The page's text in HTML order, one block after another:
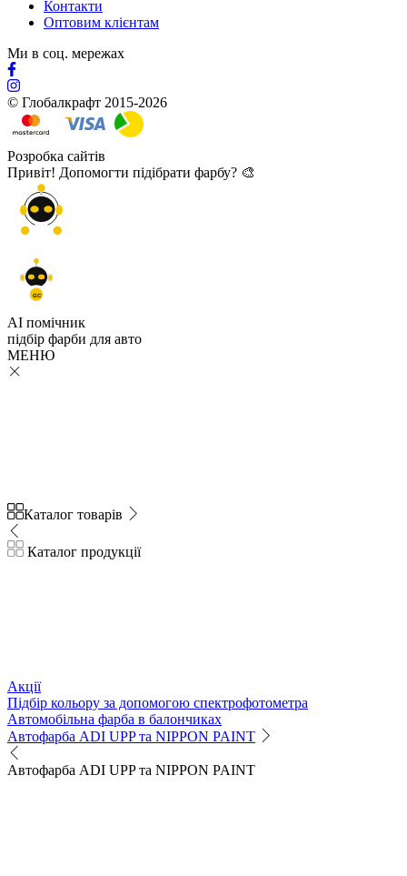
Контакти
Оптовим клієнтам
Ми в соц. мережах
© Глобалкрафт 2015-2026
Розробка сайтів
Привіт! Допомогти підібрати фарбу? 🎨
GC
AI помічник
підбір фарби для авто
МЕНЮ
Каталог товарів
Каталог продукції
Акції
Підбір кольору за допомогою спектрофотометра
Автомобільна фарба в балончиках
Автофарба ADI UPP та NIPPON PAINT
Автофарба ADI UPP та NIPPON PAINT